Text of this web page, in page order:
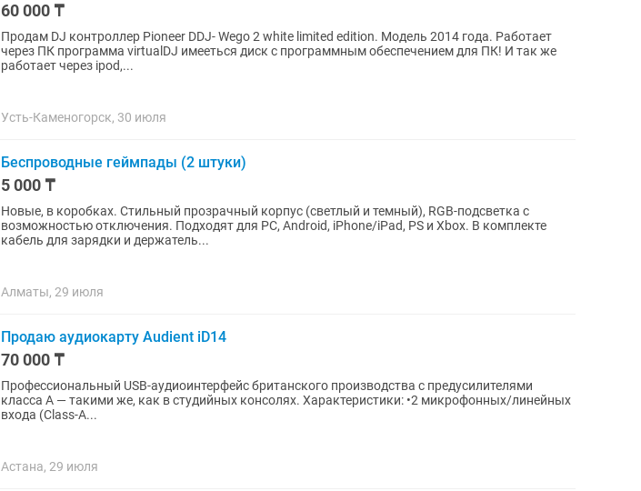
60 000 ₸
Продам DJ контроллер Pioneer DDJ- Wego 2 white limited edition. Модель 2014 года. Работает
через ПК программа virtualDJ имееться диск с программным обеспечением для ПК! И так же
работает через ipod,...
Усть-Каменогорск, 30 июля
Беспроводные геймпады (2 штуки)
5 000 ₸
Новые, в коробках. Стильный прозрачный корпус (светлый и темный), RGB-подсветка с
возможностью отключения. Подходят для PC, Android, iPhone/iPad, PS и Xbox. В комплекте
кабель для зарядки и держатель...
Алматы, 29 июля
Продаю аудиокарту Audient iD14
70 000 ₸
Профессиональный USB-аудиоинтерфейс британского производства с предусилителями
класса A — такими же, как в студийных консолях. Характеристики: •2 микрофонных/линейных
входа (Class-A...
Астана, 29 июля